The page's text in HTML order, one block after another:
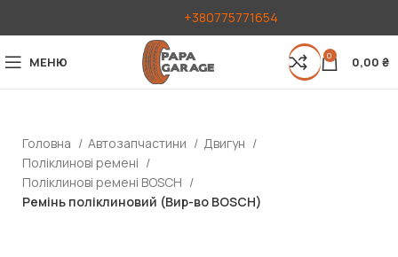
+380775771654
МЕНЮ 0 0,00 ₴
Головна Автозапчастини
Двигун
Поліклинові ремені
Поліклинові ремені BOSCH
Ремінь поліклиновий (Вир-во BOSCH)